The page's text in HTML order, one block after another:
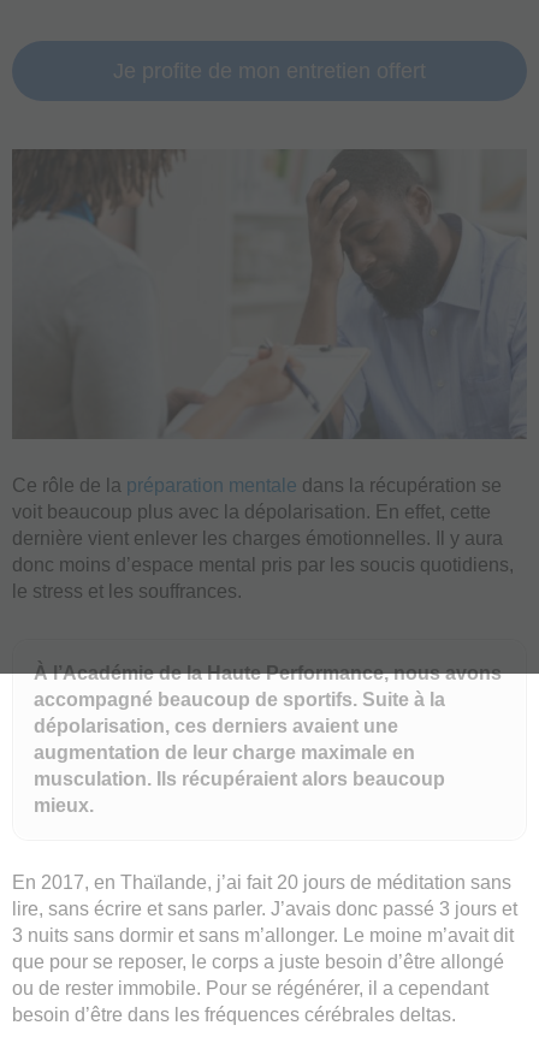
Je profite de mon entretien offert
Ce rôle de la préparation mentale dans la récupération se
voit beaucoup plus avec la dépolarisation. En effet, cette
dernière vient enlever les charges émotionnelles. Il y aura
donc moins d’espace mental pris par les soucis quotidiens,
le stress et les souffrances.
À l’Académie de la Haute Performance, nous avons
accompagné beaucoup de sportifs. Suite à la
dépolarisation, ces derniers avaient une
augmentation de leur charge maximale en
musculation. Ils récupéraient alors beaucoup
mieux.
En 2017, en Thaïlande, j’ai fait 20 jours de méditation sans
lire, sans écrire et sans parler. J’avais donc passé 3 jours et
3 nuits sans dormir et sans m’allonger. Le moine m’avait dit
que pour se reposer, le corps a juste besoin d’être allongé
ou de rester immobile. Pour se régénérer, il a cependant
besoin d’être dans les fréquences cérébrales deltas.